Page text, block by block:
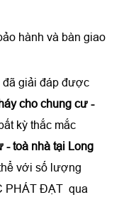
hành và bàn giao
đã giải đáp được
cho chung cư -
kỳ thắc mắc
- toà nhà tại Long
với số lượng
PHÁT ĐẠT qua